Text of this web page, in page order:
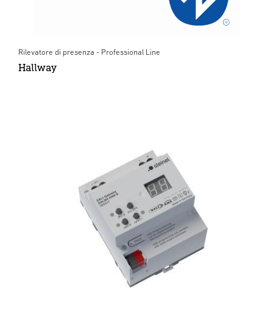
Rilevatore di presenza - Professional Line
Hallway